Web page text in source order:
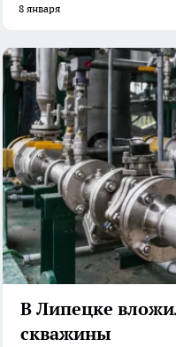
8 января
В Липецке
скважины